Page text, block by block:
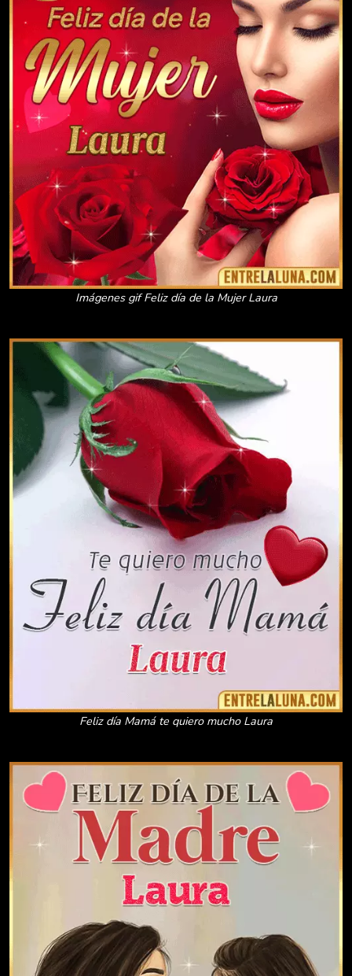
Imágenes gif Feliz día de la Mujer Laura
Feliz día Mamá te quiero mucho Laura